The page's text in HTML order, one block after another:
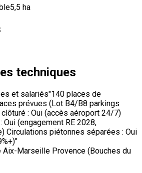
5,5 ha
techniques
et salariés"140 places de
prévues (Lot B4/B8 parkings
: Oui (accès aéroport 24/7)
(engagement RE 2028,
Circulations piétonnes séparées : Oui
Aix-Marseille Provence (Bouches du